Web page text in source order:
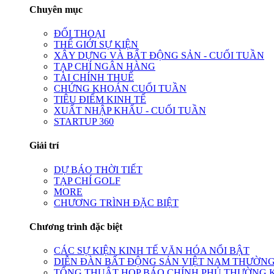
Chuyên mục
ĐỐI THOẠI
THẾ GIỚI SỰ KIỆN
XÂY DỰNG VÀ BẤT ĐỘNG SẢN - CUỐI TUẦN
TẠP CHÍ NGÂN HÀNG
TÀI CHÍNH THUẾ
CHỨNG KHOÁN CUỐI TUẦN
TIÊU ĐIỂM KINH TẾ
XUẤT NHẬP KHẨU - CUỐI TUẦN
STARTUP 360
Giải trí
DỰ BÁO THỜI TIẾT
TẠP CHÍ GOLF
MORE
CHƯƠNG TRÌNH ĐẶC BIỆT
Chương trình đặc biệt
CÁC SỰ KIỆN KINH TẾ VĂN HÓA NỔI BẬT
DIỄN ĐÀN BẤT ĐỘNG SẢN VIỆT NAM